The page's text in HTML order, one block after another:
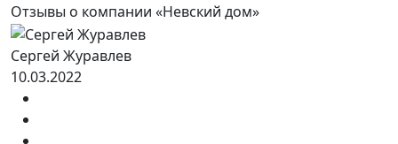
Отзывы о компании «Невский дом»
Cергей Журавлев
10.03.2022